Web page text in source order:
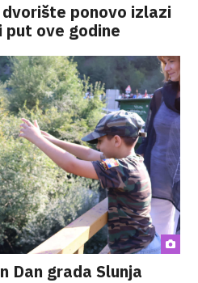
ponovo izlazi
ove godine
Dan grada Slunja